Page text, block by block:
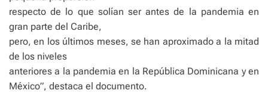
respecto de lo que solían ser antes de la pandemia en
gran parte del Caribe,
pero, en los últimos meses, se han aproximado a la mitad
de los niveles
anteriores a la pandemia en la República Dominicana y en
México”, destaca el documento.